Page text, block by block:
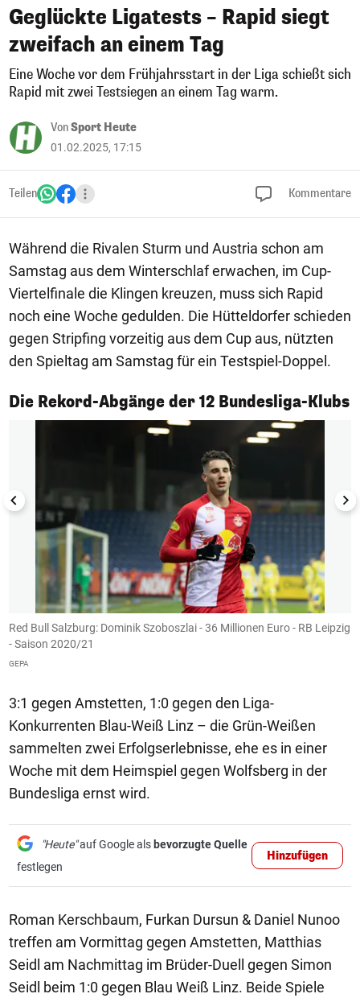
Geglückte Ligatests – Rapid siegt
zweifach an einem Tag
Eine Woche vor dem Frühjahrsstart in der Liga schießt sich
Rapid mit zwei Testsiegen an einem Tag warm.
VonSport Heute
01.02.2025, 17:15
Teilen Kommentare
Während die Rivalen Sturm und Austria schon am
Samstag aus dem Winterschlaf erwachen, im Cup-
Viertelfinale die Klingen kreuzen, muss sich Rapid
noch eine Woche gedulden. Die Hütteldorfer schieden
gegen Stripfing vorzeitig aus dem Cup aus, nützten
den Spieltag am Samstag für ein Testspiel-Doppel.
Die Rekord-Abgänge der 12 Bundesliga-Klubs
1/12
Red Bull Salzburg: Dominik Szoboszlai - 36 Millionen Euro - RB Leipzig
- Saison 2020/21
GEPA
3:1 gegen Amstetten, 1:0 gegen den Liga-
Konkurrenten Blau-Weiß Linz – die Grün-Weißen
sammelten zwei Erfolgserlebnisse, ehe es in einer
Woche mit dem Heimspiel gegen Wolfsberg in der
Bundesliga ernst wird.
"Heute"auf Google als bevorzugte Quelle
festlegen
Hinzufügen
Roman Kerschbaum, Furkan Dursun & Daniel Nunoo
treffen am Vormittag gegen Amstetten, Matthias
Seidl am Nachmittag im Brüder-Duell gegen Simon
Seidl beim 1:0 gegen Blau Weiß Linz. Beide Spiele